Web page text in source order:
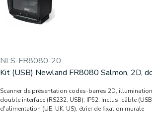
NLS-FR8080-20
Kit (USB) Newland FR8080 Salmon, 2D,
Scanner de présentation codes-barres 2D,
double interface (RS232, USB), IP52. Inclus: câble
d'alimentation (UE, UK, US), étrier de fixation murale